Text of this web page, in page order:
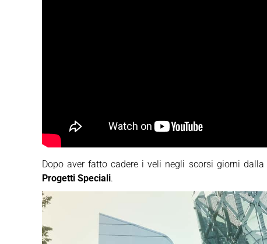
Dopo aver fatto cadere i veli negli scorsi giorni dalla
Progetti Speciali.